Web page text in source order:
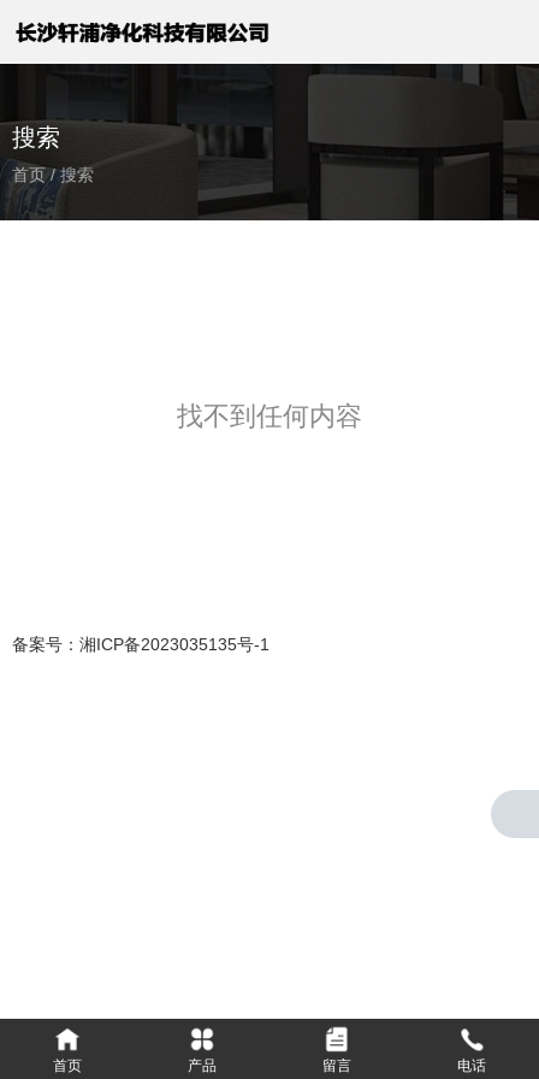
搜索
首页/搜索
找不到任何内容
备案号： 湘ICP备2023035135号-1
首页 产品 留言 电话